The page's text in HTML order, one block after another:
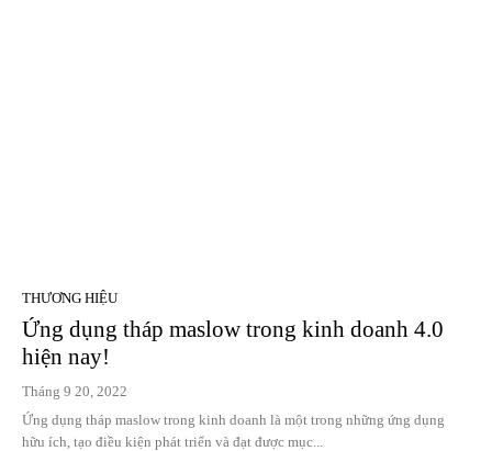
THƯƠNG HIỆU
Ứng dụng tháp maslow trong kinh doanh 4.0
hiện nay!
Tháng 9 20, 2022
Ứng dụng tháp maslow trong kinh doanh là một trong những ứng dụng
hữu ích, tạo điều kiện phát triển và đạt được mục...